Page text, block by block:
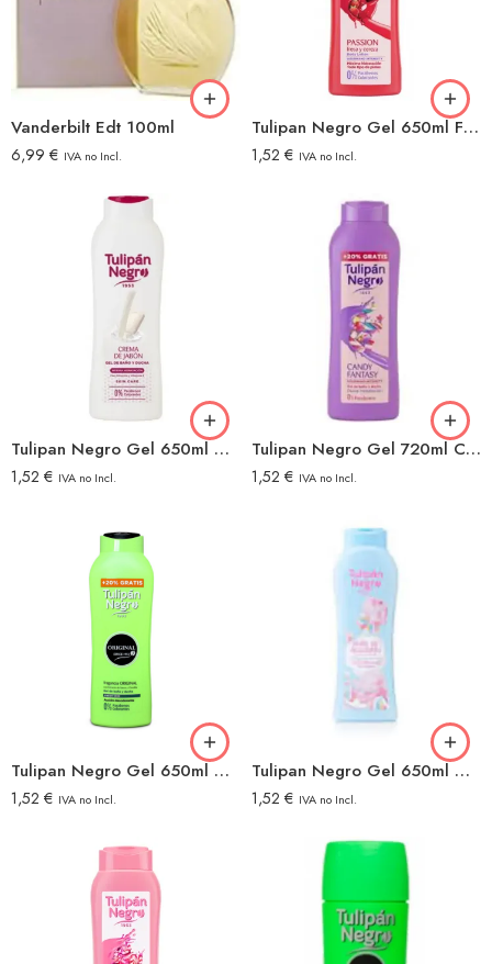
Vanderbilt Edt 100ml
6,99 € IVA no Incl.
Tulipan Negro Gel 650ml Fresa&cereza
1,52 € IVA no Incl.
Tulipan Negro Gel 650ml Crema De Jabon
1,52 € IVA no Incl.
Tulipan Negro Gel 720ml Candy Fantasy
1,52 € IVA no Incl.
Tulipan Negro Gel 650ml Original
1,52 € IVA no Incl.
Tulipan Negro Gel 650ml Nube Algodon
1,52 € IVA no Incl.